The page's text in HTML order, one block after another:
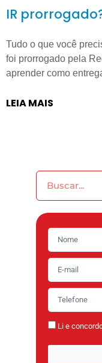
IR
Tudo o que você
foi prorrogado pela
aprender como
LEIA MAIS
Li e